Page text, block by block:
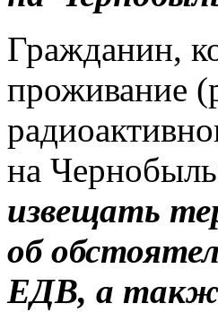
Гражданин,
проживание
на
извещать
об
ЕДВ, а